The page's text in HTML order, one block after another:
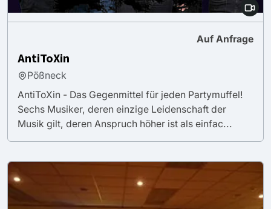
Auf Anfrage
AntiToXin
Pößneck
AntiToXin - Das Gegenmittel für jeden Partymuffel!
Sechs Musiker, deren einzige Leidenschaft der
Musik gilt, deren Anspruch höher ist als einfac...